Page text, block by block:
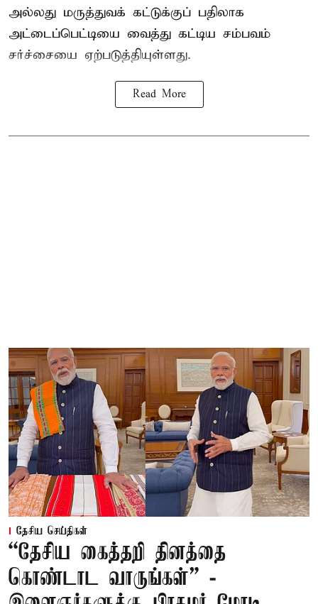
அல்லது மருத்துவக் கட்டுக்குப் பதிலாக
அட்டைப்பெட்டியை வைத்து கட்டிய சம்பவம்
சர்ச்சையை ஏற்படுத்தியுள்ளது.
Read More
தேசிய செய்திகள்
“தேசிய கைத்தறி தினத்தை
கொண்டாட வாருங்கள்” -